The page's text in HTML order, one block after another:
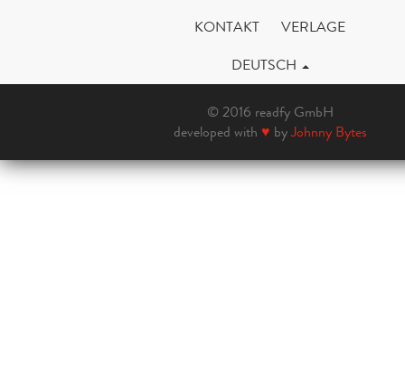
KONTAKT
VERLAGE
DEUTSCH
© 2016 readfy GmbH
developed with ♥ byJohnny Bytes